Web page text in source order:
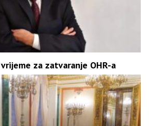
za zatvaranje OHR-a